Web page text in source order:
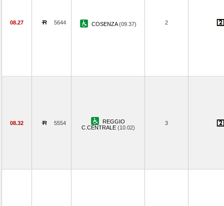
08.27 5644 COSENZA(09.37) 2
08.32 5554
REGGIO
C.CENTRALE (10.02)
3